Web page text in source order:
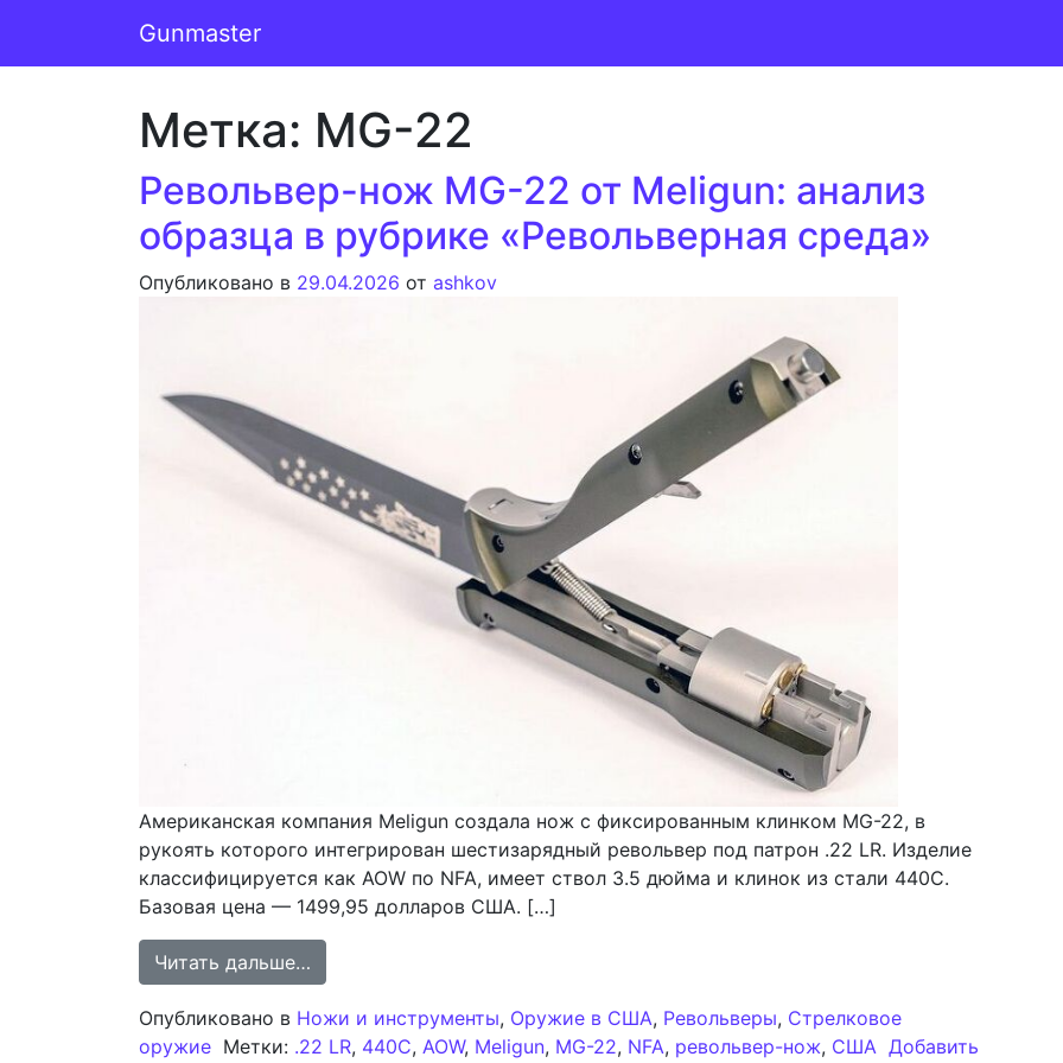
Основная навигация
Gunmaster
Метка: MG-22
Револьвер-нож MG-22 от Meligun: анализ
образца в рубрике «Револьверная среда»
Опубликовано в 29.04.2026 от ashkov
Американская компания Meligun создала нож с фиксированным клинком MG-22, в
рукоять которого интегрирован шестизарядный револьвер под патрон .22 LR. Изделие
классифицируется как AOW по NFA, имеет ствол 3.5 дюйма и клинок из стали 440C.
Базовая цена — 1499,95 долларов США. […]
Читать дальше…
Опубликовано в Ножи и инструменты, Оружие в США, Револьверы, Стрелковое
оружие Метки: .22 LR, 440C, AOW, Meligun, MG-22, NFA, револьвер-нож, США Добавить